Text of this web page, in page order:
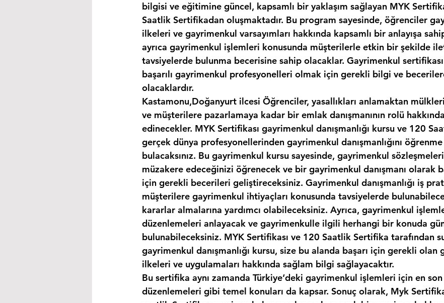
bilgisi ve eğitimine güncel, kapsamlı bir yaklaşım sağlayan MYK
Saatlik Sertifikadan oluşmaktadır. Bu program sayesinde, öğrenciler
ilkeleri ve gayrimenkul varsayımları hakkında kapsamlı bir anlayışa
ayrıca gayrimenkul işlemleri konusunda müşterilerle etkin bir şekilde
tavsiyelerde bulunma becerisine sahip olacaklar. Gayrimenkul
başarılı gayrimenkul profesyonelleri olmak için gerekli bilgi ve
olacaklardır.
Kastamonu,Doğanyurt ilcesi Öğrenciler, yasallıkları anlamaktan
ve müşterilere pazarlamaya kadar bir emlak danışmanının rolü
edinecekler. MYK Sertifikası gayrimenkul danışmanlığı kursu ve 120
gerçek dünya profesyonellerinden gayrimenkul danışmanlığını öğrenme
bulacaksınız. Bu gayrimenkul kursu sayesinde, gayrimenkul
müzakere edeceğinizi öğrenecek ve bir gayrimenkul danışmanı olarak
için gerekli becerileri geliştireceksiniz. Gayrimenkul danışmanlığı iş
müşterilere gayrimenkul ihtiyaçları konusunda tavsiyelerde
kararlar almalarına yardımcı olabileceksiniz. Ayrıca, gayrimenkul
düzenlemeleri anlayacak ve gayrimenkulle ilgili herhangi bir konuda
bulunabileceksiniz. MYK Sertifikası ve 120 Saatlik Sertifika tarafından
gayrimenkul danışmanlığı kursu, size bu alanda başarı için gerekli olan
ilkeleri ve uygulamaları hakkında sağlam bilgi sağlayacaktır.
Bu sertifika aynı zamanda Türkiye‘deki gayrimenkul işlemleri için en
düzenlemeleri gibi temel konuları da kapsar. Sonuç olarak, Myk